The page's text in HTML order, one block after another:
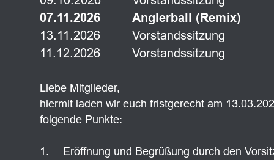
07.11.2026 Anglerball (Remix)
13.11.2026
Vorstandssitzung
11.12.2026
Vorstandssitzung
Liebe Mitglieder,
hiermit laden wir euch fristgerecht am
folgende Punkte:
1.
Eröffnung und Begrüßung durch den